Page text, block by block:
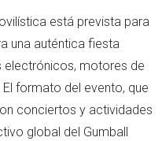
está prevista para
una auténtica fiesta
electrónicos, motores de
formato del evento, que
conciertos y actividades
global del Gumball